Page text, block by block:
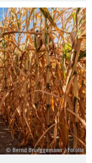
© Bernd Brueggemann / Fotolia